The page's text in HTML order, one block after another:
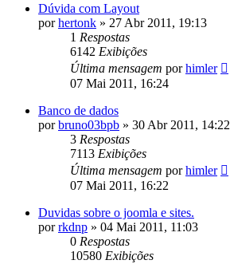
Dúvida com Layout
porhertonk » 27 Abr 2011, 19:13
1 Respostas
6142 Exibições
Última mensagem porhimler
07 Mai 2011, 16:24
Banco de dados
porbruno03bpb » 30 Abr 2011, 14:22
3 Respostas
7113 Exibições
Última mensagem porhimler
07 Mai 2011, 16:22
Duvidas sobre o joomla e sites.
porrkdnp » 04 Mai 2011, 11:03
0 Respostas
10580 Exibições